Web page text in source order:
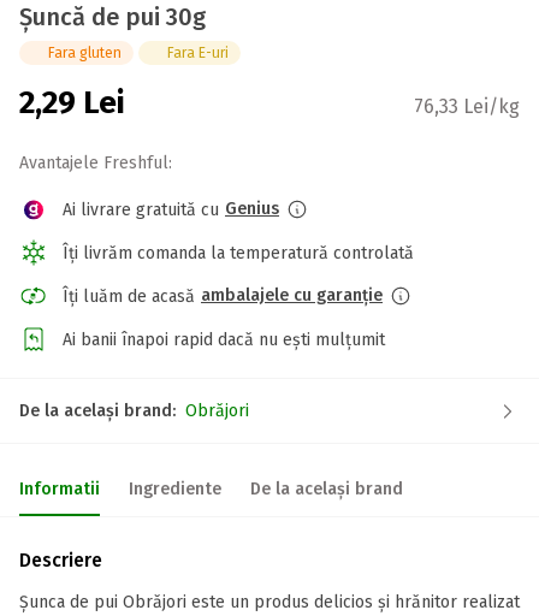
Șuncă de pui 30g
Fara gluten Fara E-uri
2,29 Lei 76,33 Lei/kg
Avantajele Freshful:
Ai livrare gratuită cu Genius
Îți livrăm comanda la temperatură controlată
Îți luăm de acasă ambalajele cu garanție
Ai banii înapoi rapid dacă nu ești mulțumit
De la același brand: Obrăjori
Informatii Ingrediente De la același brand
Descriere
Șunca de pui Obrăjori este un produs delicios și hrănitor realizat